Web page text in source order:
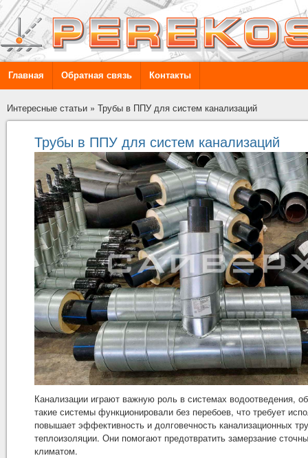
Главная Обратная связь Контакты
Интересные статьи » Трубы в ППУ для систем канализаций
Трубы в ППУ для систем канализаций
Канализации играют важную роль в системах водоотведения,
такие системы функционировали без перебоев, что требует
повышает эффективность и долговечность канализационных
теплоизоляции. Они помогают предотвратить замерзание
климатом.